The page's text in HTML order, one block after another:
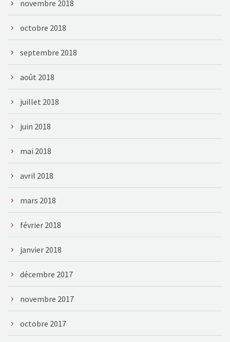
novembre 2018
octobre 2018
septembre 2018
août 2018
juillet 2018
juin 2018
mai 2018
avril 2018
mars 2018
février 2018
janvier 2018
décembre 2017
novembre 2017
octobre 2017